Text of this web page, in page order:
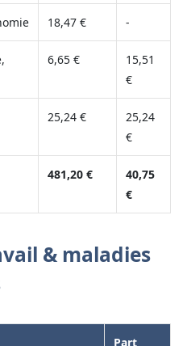
18,47 € -
6,65 €
15,51
€
25,24 €
25,24
€
481,20 €
40,75
€
& maladies
Part